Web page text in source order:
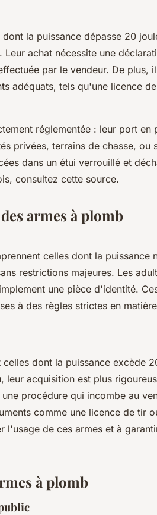
dont la puissance dépasse 20
achat nécessite une
par le vendeur. De plus,
adéquats, tels qu'une licence
réglementée : leur port en
privées, terrains de chasse, ou
dans un étui verrouillé et
consultez cette source.
armes à plomb
celles dont la puissance
restrictions majeures. Les
une pièce d'identité.
à des règles strictes en
celles dont la puissance excède
leur acquisition est plus
procédure qui incombe au
comme une licence de tir
l'usage de ces armes et à
à plomb